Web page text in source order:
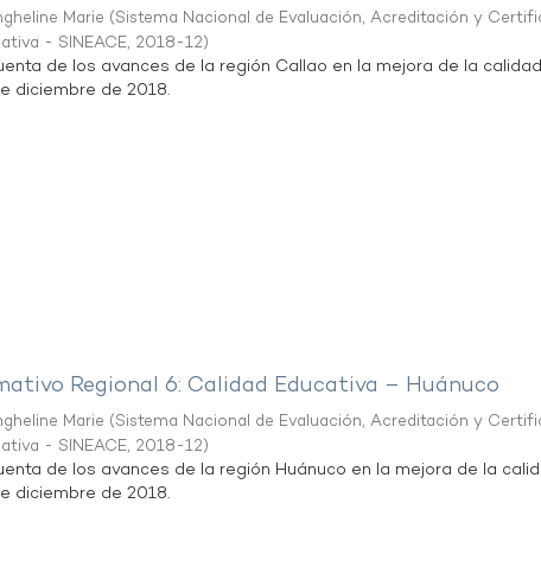
Marie (Sistema Nacional de Evaluación, Acreditación y
- SINEACE, 2018-12)
de los avances de la región Callao en la mejora de la calidad
diciembre de 2018.
Regional 6: Calidad Educativa – Huánuco
Marie (Sistema Nacional de Evaluación, Acreditación y
- SINEACE, 2018-12)
de los avances de la región Huánuco en la mejora de la
diciembre de 2018.